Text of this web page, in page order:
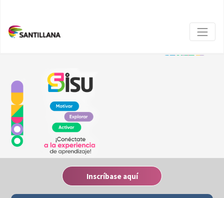
Inscríbase aquí